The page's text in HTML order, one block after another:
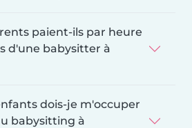
paient-ils par heure
d'une babysitter à
dois-je m'occuper
babysitting à